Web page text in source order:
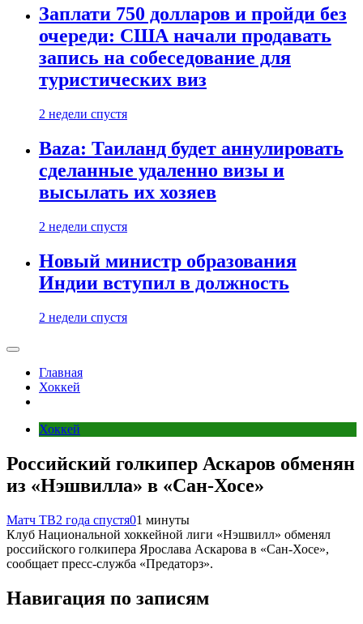
Заплати 750 долларов и пройди без
очереди: США начали продавать
запись на собеседование для
туристических виз
2 недели спустя
Baza: Таиланд будет аннулировать
сделанные удаленно визы и
высылать их хозяев
2 недели спустя
Новый министр образования
Индии вступил в должность
2 недели спустя
Главная
Хоккей
Хоккей
Российский голкипер Аскаров обменян
из «Нэшвилла» в «Сан‑Хосе»
Матч ТВ2 года спустя01 минуты
Клуб Национальной хоккейной лиги «Нэшвилл» обменял
российского голкипера Ярослава Аскарова в «Сан‑Хосе»,
сообщает пресс‑служба «Предаторз».
Навигация по записям